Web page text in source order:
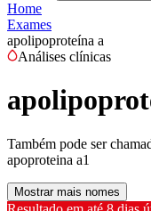
Home
Exames
apolipoproteína a
Análises clínicas
Também pode ser
apoproteina a1
Mostrar mais nomes